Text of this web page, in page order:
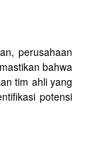
perusahaan
bahwa
tim ahli yang
potensi